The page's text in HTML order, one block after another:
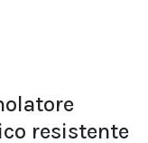
resistente